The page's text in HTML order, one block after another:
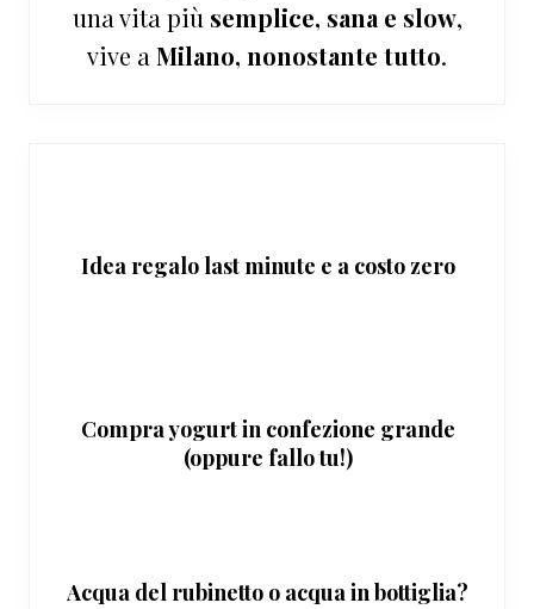
una vita più semplice, sana e slow,
vive a Milano, nonostante tutto.
Idea regalo last minute e a costo zero
Compra yogurt in confezione grande
(oppure fallo tu!)
Acqua del rubinetto o acqua in bottiglia?